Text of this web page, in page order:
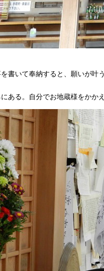
書いて奉納すると、願いが
ある。自分でお地蔵様をかか